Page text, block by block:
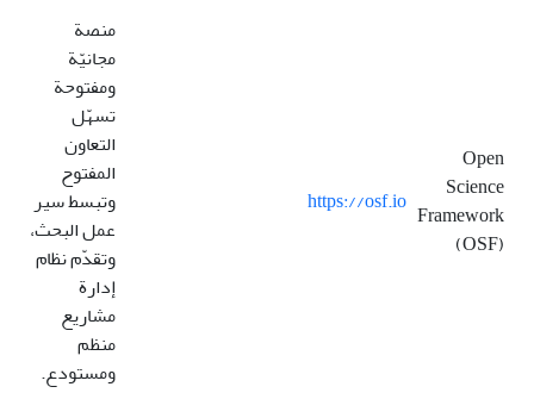
Open
Science
Framework
(OSF)
https://osf.io
منصة
مجانيّة
ومفتوحة
تسهّل
التعاون
المفتوح
وتبسط سير
عمل البحث،
وتقدّم نظام
إدارة
مشاريع
منظم
ومستودع.